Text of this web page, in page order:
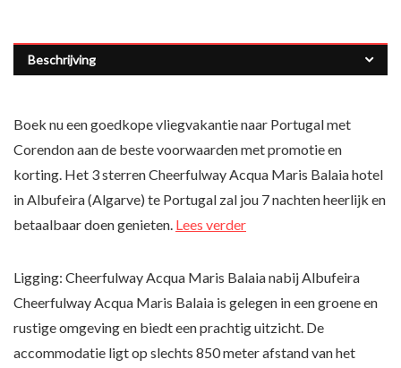
Beschrijving
Boek nu een goedkope vliegvakantie naar Portugal met
Corendon aan de beste voorwaarden met promotie en
korting. Het 3 sterren Cheerfulway Acqua Maris Balaia hotel
in Albufeira (Algarve) te Portugal zal jou 7 nachten heerlijk en
betaalbaar doen genieten. Lees verder
Ligging: Cheerfulway Acqua Maris Balaia nabij Albufeira
Cheerfulway Acqua Maris Balaia is gelegen in een groene en
rustige omgeving en biedt een prachtig uitzicht. De
accommodatie ligt op slechts 850 meter afstand van het